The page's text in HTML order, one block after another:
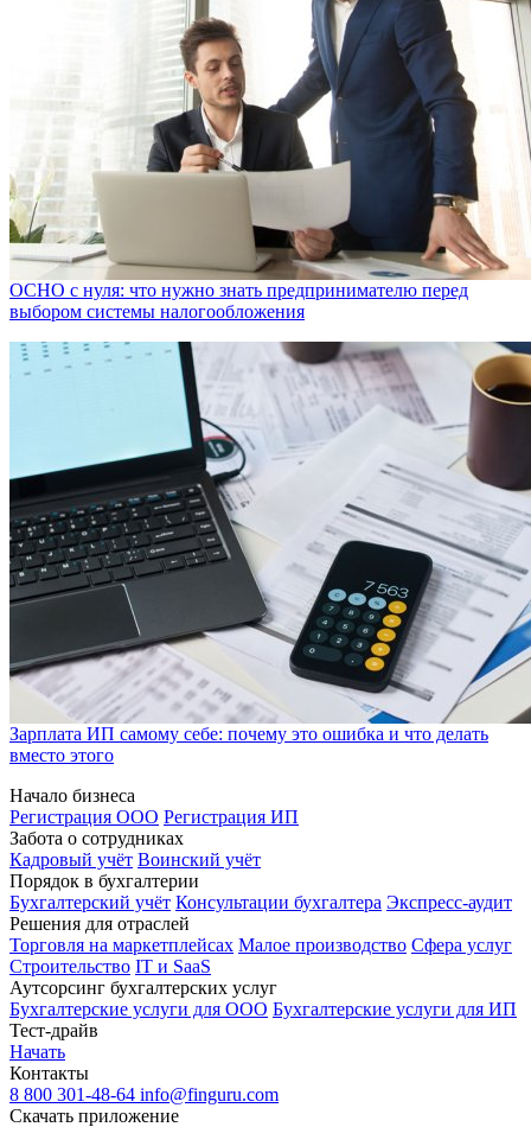
ОСНО с нуля: что нужно знать предпринимателю перед
выбором системы налогообложения
Зарплата ИП самому себе: почему это ошибка и что делать
вместо этого
Начало бизнеса
Регистрация ООО Регистрация ИП
Забота о сотрудниках
Кадровый учёт Воинский учёт
Порядок в бухгалтерии
Бухгалтерский учёт Консультации бухгалтера Экспресс-аудит
Решения для отраслей
Торговля на маркетплейсах Малое производство Сфера услуг
Строительство IT и SaaS
Аутсорсинг бухгалтерских услуг
Бухгалтерские услуги для ООО Бухгалтерские услуги для ИП
Тест-драйв
Начать
Контакты
8 800 301-48-64 info@finguru.com
Скачать приложение